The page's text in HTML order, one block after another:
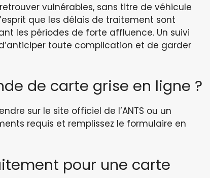
vulnérables, sans titre de véhicule
que les délais de traitement sont
les périodes de forte affluence. Un suivi
toute complication et de garder
de carte grise en ligne ?
sur le site officiel de l’ANTS ou un
requis et remplissez le formulaire en
pour une carte